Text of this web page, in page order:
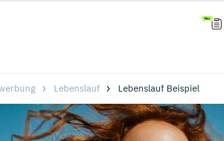
Lebenslauf Lebenslauf Beispiel